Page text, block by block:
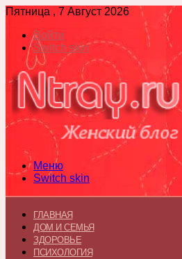
Пятница , 7 Август 2026
Войти
Switch skin
Меню
Switch skin
ГЛАВНАЯ
ДОМ И СЕМЬЯ
ЗДОРОВЬЕ
ПСИХОЛОГИЯ